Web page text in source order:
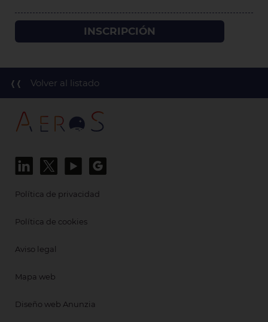
INSCRIPCIÓN
Volver al listado
Política de privacidad
Política de cookies
Aviso legal
Mapa web
Diseño web Anunzia